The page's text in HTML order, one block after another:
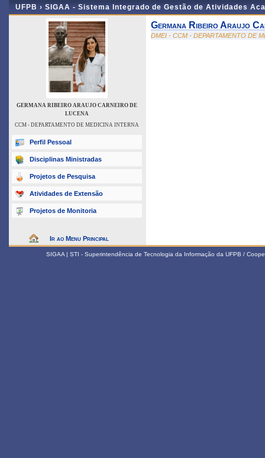
UFPB › SIGAA - Sistema Integrado de Gestão de Atividades
GERMANA RIBEIRO ARAUJO CARNEIRO DE
LUCENA
CCM - DEPARTAMENTO DE MEDICINA INTERNA
Perfil Pessoal
Disciplinas Ministradas
Projetos de Pesquisa
Atividades de Extensão
Projetos de Monitoria
Ir ao Menu Principal
Germana Ribeiro Araujo
DMEI - CCM - DEPARTAMENTO DE
SIGAA | STI - Superintendência de Tecnologia da Informação da UFPB /